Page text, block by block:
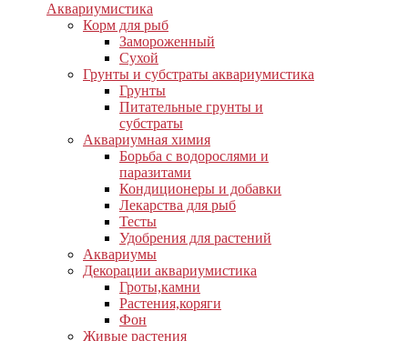
Аквариумистика
Корм для рыб
Замороженный
Сухой
Грунты и субстраты аквариумистика
Грунты
Питательные грунты и
субстраты
Аквариумная химия
Борьба с водорослями и
паразитами
Кондиционеры и добавки
Лекарства для рыб
Тесты
Удобрения для растений
Аквариумы
Декорации аквариумистика
Гроты,камни
Растения,коряги
Фон
Живые растения